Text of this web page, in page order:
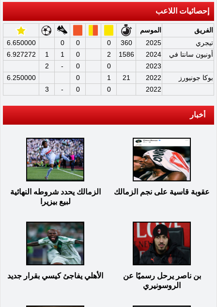
إحصائيات اللاعب
الفريق
الموسم
تيجري
2025
360
0
0
0
6.650000
أونيون سانتا في
2024
1586
2
0
1
1
6.927272
2023
0
0
-
2
بوكا جونيورز
2022
21
1
0
6.250000
2022
0
0
-
3
أخبار
عقوبة قاسية على نجم الزمالك
الزمالك يحدد شروطه النهائية
لبيع بيزيرا
بن ناصر يرحل رسميًا عن
الروسونيري
الأهلي يفاجئ كيسي بقرار جديد